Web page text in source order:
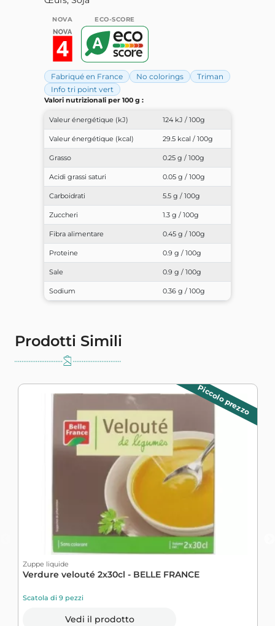
NOVA ECO-SCORE
Fabriqué en France No colorings
Triman
Info tri point vert
Valori nutrizionali per 100 g :
Valeur énergétique (kJ) 124 kJ / 100g
Valeur énergétique (kcal) 29.5 kcal / 100g
Grasso 0.25 g / 100g
Acidi grassi saturi 0.05 g / 100g
Carboidrati 5.5 g / 100g
Zuccheri 1.3 g / 100g
Fibra alimentare 0.45 g / 100g
Proteine 0.9 g / 100g
Sale 0.9 g / 100g
Sodium 0.36 g / 100g
Prodotti Simili
Piccolo prezzo
Zuppe liquide
Verdure velouté 2x30cl - BELLE FRANCE
Scatola di 9 pezzi
Vedi il prodotto